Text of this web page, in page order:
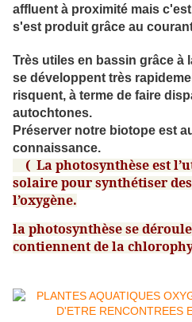
affluent à proximité mais
s'est produit grâce au
Très utiles en bassin grâce à
se développent très
risquent, à terme de faire
autochtones.
Préserver notre biotope est
connaissance.
( La photosynthèseest
solaire pour synthétiser
l’oxygène.
la photosynthèse se
contiennent de la